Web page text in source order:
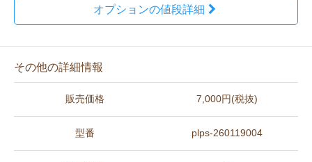
オプションの値段詳細
その他の詳細情報
販売価格 7,000円(税抜)
型番 plps-260119004